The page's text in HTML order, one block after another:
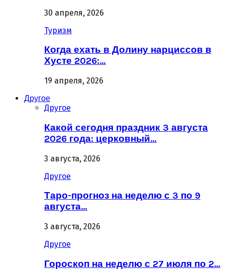
30 апреля, 2026
Туризм
Когда ехать в Долину нарциссов в
Хусте 2026:…
19 апреля, 2026
Другое
Другое
Какой сегодня праздник 3 августа
2026 года: церковный…
3 августа, 2026
Другое
Таро-прогноз на неделю с 3 по 9
августа…
3 августа, 2026
Другое
Гороскоп на неделю с 27 июля по 2…